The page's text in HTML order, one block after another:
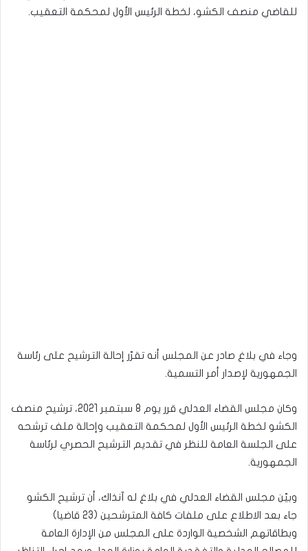
للقاضي منصف الكشو، لخطة الرئيس الأول لمحكمة التعقيب.
وجاء في بلاغ صادر عن المجلس أنه تقرّر إحالة الترشيح على رئاسة
الجمهورية لإصدار أمر التسمية.
وكان مجلس القضاء العدلي قرر يوم 8 سبتمبر 2021، ترشيح منصف
الكشو لخطة الرئيس الأول لمحكمة التعقيب وإحالة ملف ترشحه
على الجلسة العامة للنظر في تقديم الترشيح الحصري لرئاسة
الجمهورية.
وبيّن مجلس القضاء العدلي في بلاغ له آنذاك، أن ترشيح الكشو
جاء بعد الاطلاع على ملفات كافة المترشحين (23 قاضيا)
وبطاقاتهم الشخصية الواردة على المجلس من الإدارة العامة